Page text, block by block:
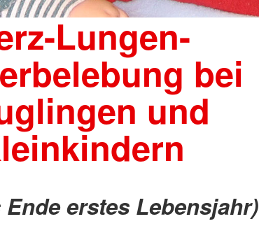
Lungen-
bei
und
erstes Lebensjahr)